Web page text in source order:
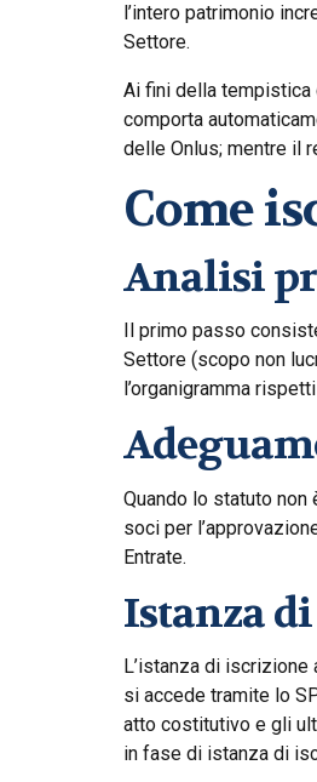
l’intero patrimonio
Settore.
Ai fini della tempistica
comporta
delle Onlus; mentre il
Come
Analisi
Il primo passo
Settore (scopo non
l’organigramma
Quando lo statuto
soci per
Entrate.
Istanza
L’istanza di
si accede tramite lo
atto costitutivo e gli
in fase di istanza di